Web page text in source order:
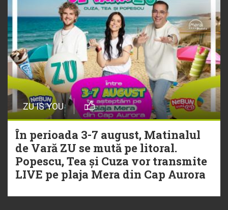
ZU IS YOU
În perioada 3-7 august, Matinalul
de Vară ZU se mută pe litoral.
Popescu, Tea și Cuza vor transmite
LIVE pe plaja Mera din Cap Aurora